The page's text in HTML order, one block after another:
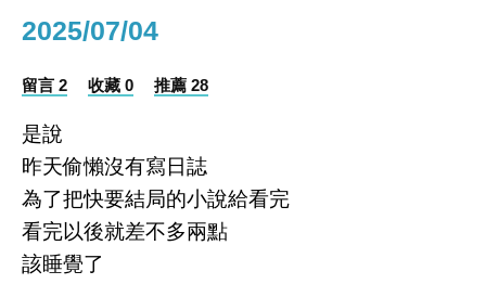
2025/07/04
留言 2 收藏 0 推薦 28
是說
昨天偷懶沒有寫日誌
為了把快要結局的小說給看完
看完以後就差不多兩點
該睡覺了